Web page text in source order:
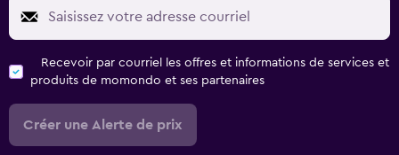
Recevoir par courriel les offres et informations de services et
produits de momondo et ses partenaires
Créer une Alerte de prix